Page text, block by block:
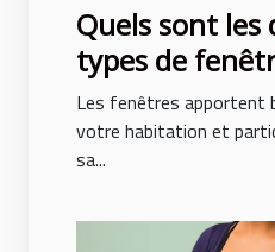
Quels sont
types de
Les fenêtres apportent
votre habitation et
sa...